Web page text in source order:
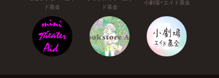
ド基金
ド基金
小劇場・エイド基金